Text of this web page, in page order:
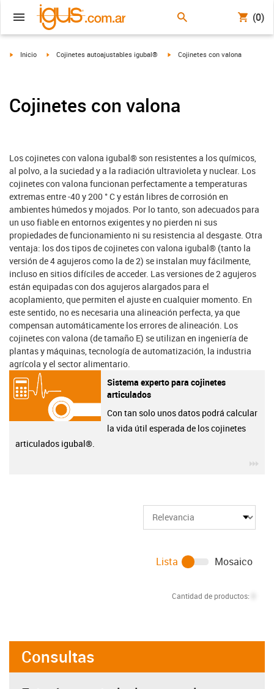
(0)
igus-icon-arrow-right
Inicio igus-icon-arrow-right
Cojinetes autoajustables igubal® igus-icon-arrow-right
Cojinetes con valona
Cojinetes con valona
Los cojinetes con valona igubal® son resistentes a los químicos,
al polvo, a la suciedad y a la radiación ultravioleta y nuclear. Los
cojinetes con valona funcionan perfectamente a temperaturas
extremas entre -40 y 200 ° C y están libres de corrosión en
ambientes húmedos y mojados. Por lo tanto, son adecuados para
un uso fiable en entornos exigentes y no pierden ni sus
propiedades de funcionamiento ni su resistencia al desgaste. Otra
ventaja: los dos tipos de cojinetes con valona igubal® (tanto la
versión de 4 agujeros como la de 2) se instalan muy fácilmente,
incluso en sitios difíciles de acceder. Las versiones de 2 agujeros
están equipadas con dos agujeros alargados para el
acoplamiento, que permiten el ajuste en cualquier momento. En
este sentido, no es necesaria una alineación perfecta, ya que
compensan automáticamente los errores de alineación. Los
cojinetes con valona (de tamaño E) se utilizan en ingeniería de
plantas y máquinas, tecnología de automatización, la industria
agrícola y el sector alimentario.
Sistema experto para cojinetes
articulados
Con tan solo unos datos podrá calcular
la vida útil esperada de los cojinetes
articulados igubal®.
Cantidad de productos:
Lista Mosaico
Consultas